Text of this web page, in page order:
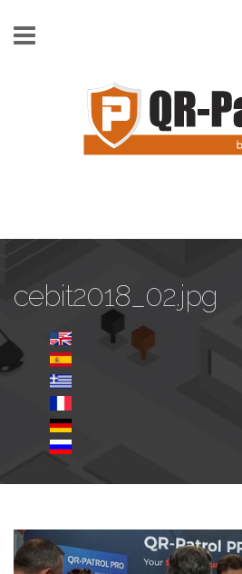
cebit2018_02.jpg